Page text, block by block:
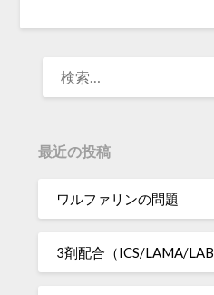
最近の投稿
ワルファリンの問題
3剤配合（ICS/LAMA/